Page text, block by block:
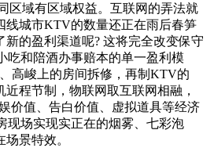
区域有区域权益。互联网的弄法就
线城市KTV的数量还正在雨后春笋
的盈利渠道呢? 这将完全改变保守
吃和陪酒办事赔本的单一盈利模
高峻上的房间拆修，再制KTV的
程节制，物联网取互联网相融，
价值、告白价值、虚拟道具等经济
现场实现实正在的烟雾、七彩泡
景特效。